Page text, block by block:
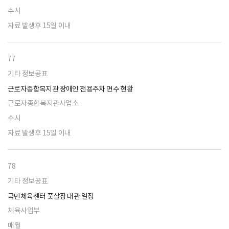
수시
자료 발생후 15일 이내
77
기타 정보공표
근로자종합복지관 장애인 전용주차 면수 현황
근로자종합복지관사업소
수시
자료 발생후 15일 이내
78
기타 정보공표
국민체육센터 풋살장 대관 일정
체육사업부
매월